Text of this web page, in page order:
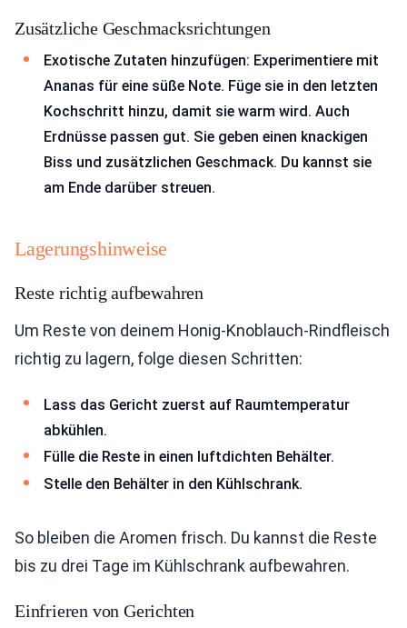
Zusätzliche Geschmacksrichtungen
Exotische Zutaten hinzufügen: Experimentiere mit
Ananas für eine süße Note. Füge sie in den letzten
Kochschritt hinzu, damit sie warm wird. Auch
Erdnüsse passen gut. Sie geben einen knackigen
Biss und zusätzlichen Geschmack. Du kannst sie
am Ende darüber streuen.
Lagerungshinweise
Reste richtig aufbewahren
Um Reste von deinem Honig-Knoblauch-Rindfleisch
richtig zu lagern, folge diesen Schritten:
Lass das Gericht zuerst auf Raumtemperatur
abkühlen.
Fülle die Reste in einen luftdichten Behälter.
Stelle den Behälter in den Kühlschrank.
So bleiben die Aromen frisch. Du kannst die Reste
bis zu drei Tage im Kühlschrank aufbewahren.
Einfrieren von Gerichten